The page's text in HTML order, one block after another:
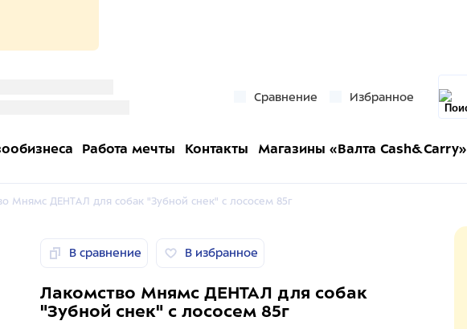
Сравнение Избранное
Работа мечты Контакты Магазины «Валта Cash&Carry»
Мнямс ДЕНТАЛ для собак "Зубной снек" с лососем 85г
В сравнение В избранное
Лакомство Мнямс ДЕНТАЛ для собак
"Зубной снек" с лососем 85г